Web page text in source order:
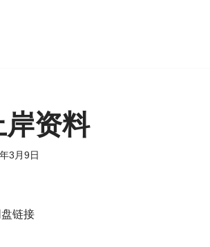
资料
3月9日
盘链接